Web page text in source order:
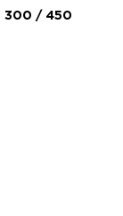
300 / 450